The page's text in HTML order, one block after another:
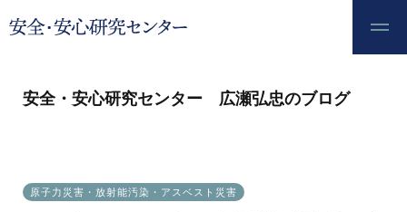
安全・安心研究センター 広瀬弘忠のブログ
原子力災害・放射能汚染・アスベスト災害